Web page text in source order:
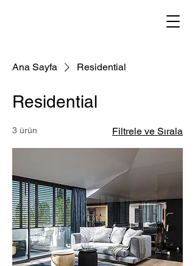
Ana Sayfa Residential
Residential
3 ürün Filtrele ve Sırala